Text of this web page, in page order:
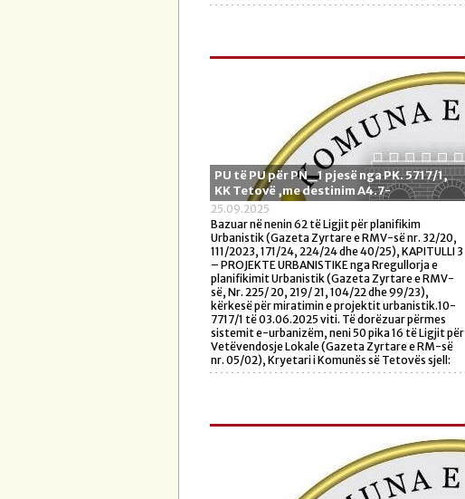
PU të PU për PN_1 pjesë nga PK. 5717/1,
KK Tetovë ,me destinim A4.7-
25.09.2025
Bazuar në nenin 62 të Ligjit për planifikim
Urbanistik (Gazeta Zyrtare e RMV-së nr. 32/20,
111/2023, 171/24, 224/24 dhe 40/25), KAPITULLI 3
– PROJEKTE URBANISTIKE nga Rregullorja e
planifikimit Urbanistik (Gazeta Zyrtare e RMV-
së, Nr. 225/ 20, 219/ 21, 104/22 dhe 99/23),
kërkesë për miratimin e projektit urbanistik.10-
7717/1 të 03.06.2025 viti. Të dorëzuar përmes
sistemit e-urbanizëm, neni 50 pika 16 të Ligjit për
Vetëvendosje Lokale (Gazeta Zyrtare e RM-së
nr. 05/02), Kryetari i Komunës së Tetovës sjell: